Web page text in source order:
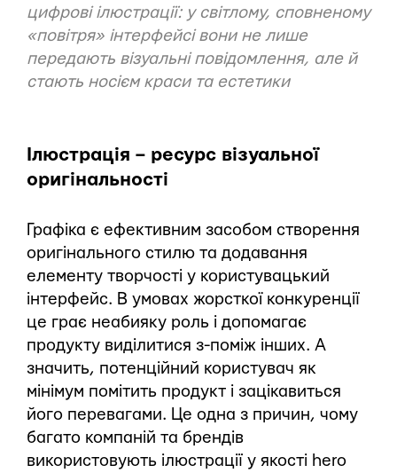
цифрові ілюстрації: у світлому, сповненому
«повітря» інтерфейсі вони не лише
передають візуальні повідомлення, але й
стають носієм краси та естетики
Ілюстрація – ресурс візуальної
оригінальності
Графіка є ефективним засобом створення
оригінального стилю та додавання
елементу творчості у користувацький
інтерфейс. В умовах жорсткої конкуренції
це грає неабияку роль і допомагає
продукту виділитися з-поміж інших. А
значить, потенційний користувач як
мінімум помітить продукт і зацікавиться
його перевагами. Це одна з причин, чому
багато компаній та брендів
використовують ілюстрації у якості hero